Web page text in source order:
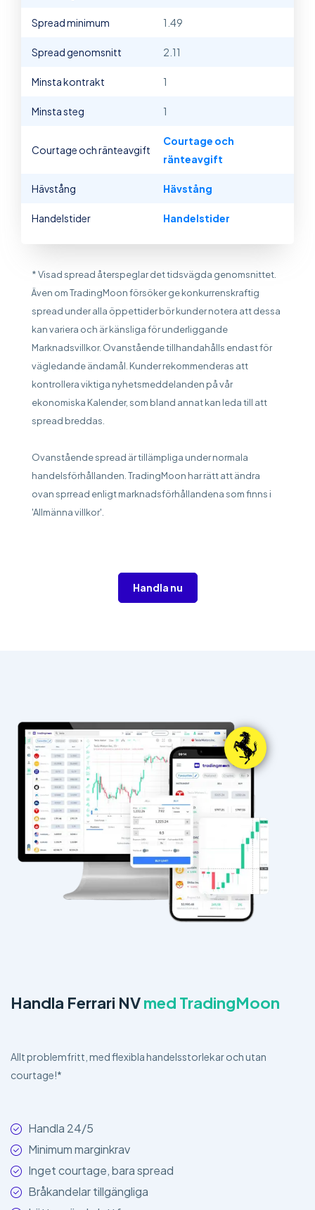
Spread minimum 1.49
Spread genomsnitt 2.11
Minsta kontrakt 1
Minsta steg 1
Courtage och ränteavgift
Courtage och
ränteavgift
Hävstång Hävstång
Handelstider Handelstider
* Visad spread återspeglar det tidsvägda genomsnittet.
Även om TradingMoon försöker ge konkurrenskraftig
spread under alla öppettider bör kunder notera att dessa
kan variera och är känsliga för underliggande
Marknadsvillkor. Ovanstående tillhandahålls endast för
vägledande ändamål. Kunder rekommenderas att
kontrollera viktiga nyhetsmeddelanden på vår
ekonomiska Kalender, som bland annat kan leda till att
spread breddas.
Ovanstående spread är tillämpliga under normala
handelsförhållanden. TradingMoon har rätt att ändra
ovan sprread enligt marknadsförhållandena som finns i
'Allmänna villkor'.
Handla nu
Handla Ferrari NVmed TradingMoon
Allt problemfritt, med flexibla handelsstorlekar och utan
courtage!*
Handla 24/5
Minimum marginkrav
Inget courtage, bara spread
Bråkandelar tillgängliga